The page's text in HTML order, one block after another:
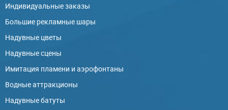
Индивидуальные заказы
Большие рекламные шары
Надувные цветы
Надувные сцены
Имитация пламени и аэрофонтаны
Водные аттракционы
Надувные батуты